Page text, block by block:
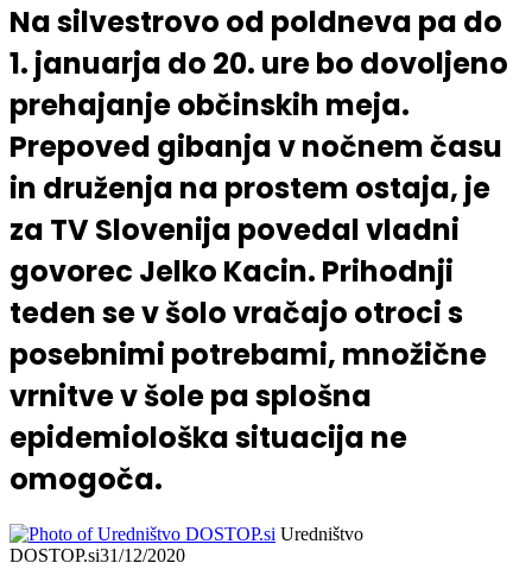
Na silvestrovo od poldneva pa do
1. januarja do 20. ure bo dovoljeno
prehajanje občinskih meja.
Prepoved gibanja v nočnem času
in druženja na prostem ostaja, je
za TV Slovenija povedal vladni
govorec Jelko Kacin. Prihodnji
teden se v šolo vračajo otroci s
posebnimi potrebami, množične
vrnitve v šole pa splošna
epidemiološka situacija ne
omogoča.
Uredništvo
DOSTOP.si31/12/2020